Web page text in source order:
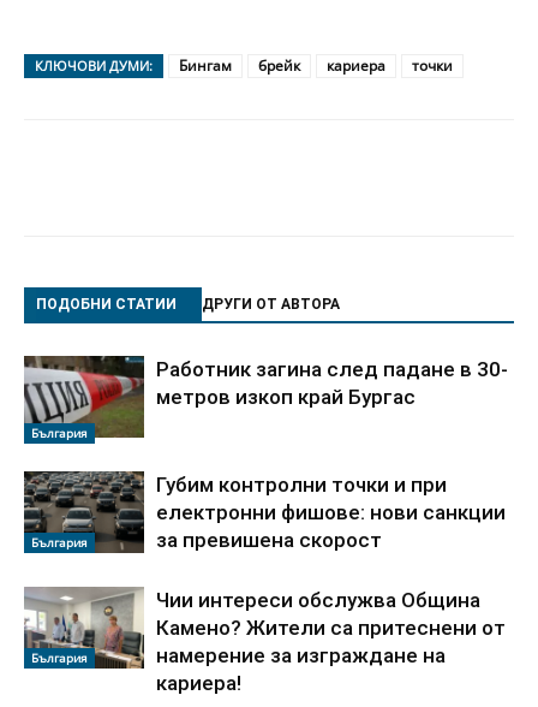
КЛЮЧОВИ ДУМИ: Бингам брейк кариера точки
ПОДОБНИ СТАТИИ ДРУГИ ОТ АВТОРА
България
Работник загина след падане в 30-
метров изкоп край Бургас
България
Губим контролни точки и при
електронни фишове: нови санкции
за превишена скорост
България
Чии интереси обслужва Община
Камено? Жители са притеснени от
намерение за изграждане на
кариера!